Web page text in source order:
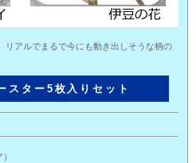
リアルでまるで今にも動き出しそうな柄の
ター5枚入りセット